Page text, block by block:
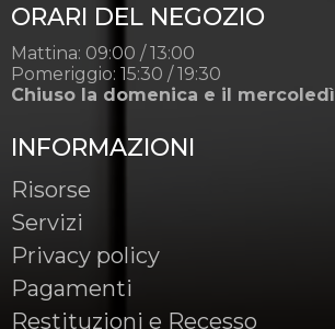
ORARI DEL NEGOZIO
Mattina: 09:00 / 13:00
Pomeriggio: 15:30 / 19:30
Chiuso la domenica e il mercoledì
INFORMAZIONI
Risorse
Servizi
Privacy policy
Pagamenti
Restituzioni e Recesso